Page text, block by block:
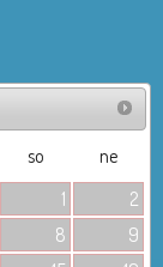
so
ne
1
2
8
9